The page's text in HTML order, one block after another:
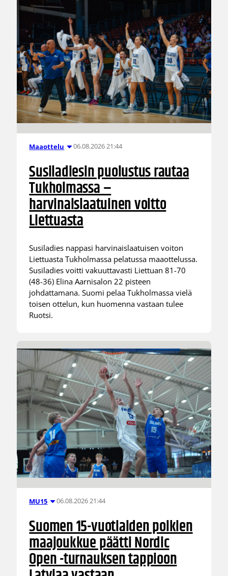
Maaottelu 06.08.2026 21:44
Susiladiesin puolustus rautaa
Tukholmassa –
harvinaislaatuinen voitto
Liettuasta
Susiladies nappasi harvinaislaatuisen voiton
Liettuasta Tukholmassa pelatussa maaottelussa.
Susiladies voitti vakuuttavasti Liettuan 81-70
(48-36) Elina Aarnisalon 22 pisteen
johdattamana. Suomi pelaa Tukholmassa vielä
toisen ottelun, kun huomenna vastaan tulee
Ruotsi.
MU15 06.08.2026 21:44
Suomen 15-vuotiaiden poikien
maajoukkue päätti Nordic
Open -turnauksen tappioon